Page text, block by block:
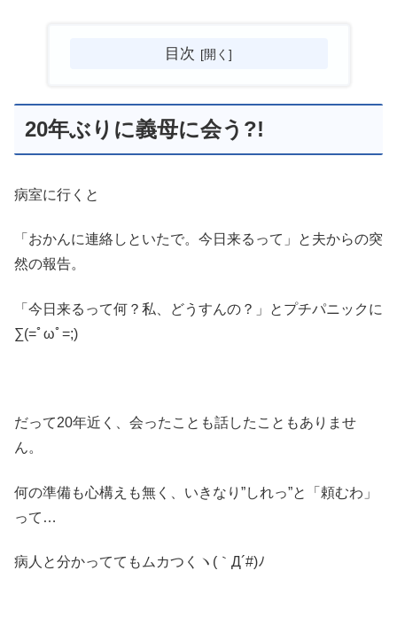
目次
20年ぶりに義母に会う?!
病室に行くと
「おかんに連絡しといたで。今日来るって」と夫からの突
然の報告。
「今日来るって何？私、どうすんの？」とプチパニックに
∑(=ﾟωﾟ=;)
だって20年近く、会ったことも話したこともありませ
ん。
何の準備も心構えも無く、いきなり”しれっ”と「頼むわ」
って…
病人と分かっててもムカつくヽ(｀Д´#)ﾉ